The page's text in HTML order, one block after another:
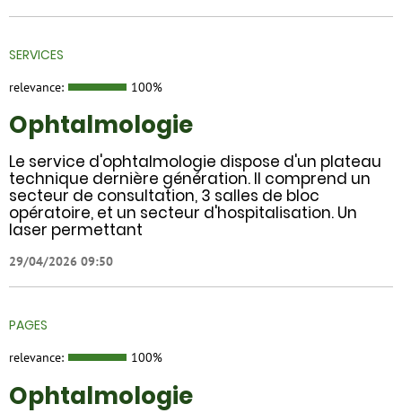
SERVICES
relevance: 100%
Ophtalmologie
Le service d'ophtalmologie dispose d'un plateau
technique dernière génération. Il comprend un
secteur de consultation, 3 salles de bloc
opératoire, et un secteur d'hospitalisation. Un
laser permettant
29/04/2026 09:50
PAGES
relevance: 100%
Ophtalmologie